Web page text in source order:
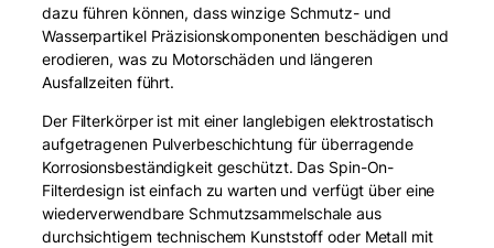
e
n
t
M
n
g
e
dazu führen können, dass winzige Schmutz- und
Wasserpartikel Präzisionskomponenten beschädigen und
erodieren, was zu Motorschäden und längeren
Ausfallzeiten führt.
Der Filterkörper ist mit einer langlebigen elektrostatisch
aufgetragenen Pulverbeschichtung für überragende
Korrosionsbeständigkeit geschützt. Das Spin-On-
Filterdesign ist einfach zu warten und verfügt über eine
wiederverwendbare Schmutzsammelschale aus
durchsichtigem technischem Kunststoff oder Metall mit